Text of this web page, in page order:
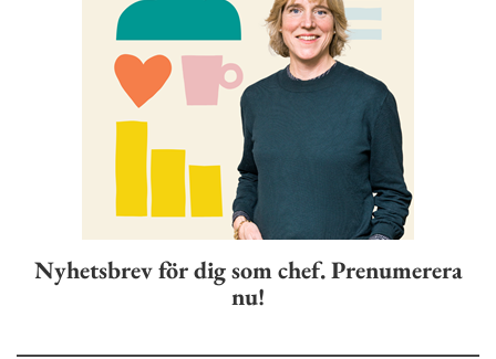
Nyhetsbrev för dig som chef. Prenumerera
nu!